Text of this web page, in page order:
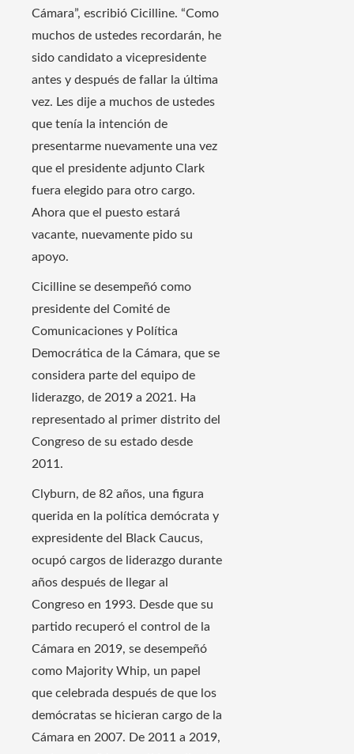
Cámara”, escribió Cicilline. “Como
muchos de ustedes recordarán, he
sido candidato a vicepresidente
antes y después de fallar la última
vez. Les dije a muchos de ustedes
que tenía la intención de
presentarme nuevamente una vez
que el presidente adjunto Clark
fuera elegido para otro cargo.
Ahora que el puesto estará
vacante, nuevamente pido su
apoyo.
Cicilline se desempeñó como
presidente del Comité de
Comunicaciones y Política
Democrática de la Cámara, que se
considera parte del equipo de
liderazgo, de 2019 a 2021. Ha
representado al primer distrito del
Congreso de su estado desde
2011.
Clyburn, de 82 años, una figura
querida en la política demócrata y
expresidente del Black Caucus,
ocupó cargos de liderazgo durante
años después de llegar al
Congreso en 1993. Desde que su
partido recuperó el control de la
Cámara en 2019, se desempeñó
como Majority Whip, un papel
que celebrada después de que los
demócratas se hicieran cargo de la
Cámara en 2007. De 2011 a 2019,